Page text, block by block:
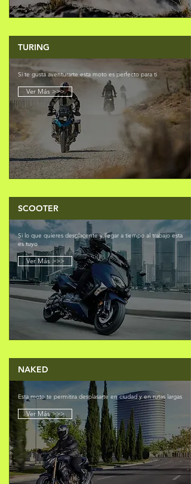
TURING
Si te gusta aventurarte esta moto es perfecto para ti
Ver Más >>>
SCOOTER
Si lo que quieres desplacente y llegar a tiempo al trabajo esta
es tuyo
Ver Más >>>
NAKED
Esta moto te permitira desplasarte en ciudad y en rutas largas
Ver Más >>>